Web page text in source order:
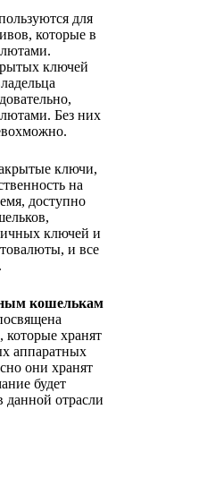
для
которые в
ключей
Без них
ключи,
на
доступно
ключей и
и все
кошелькам
хранят
аппаратных
они хранят
будет
данной отрасли